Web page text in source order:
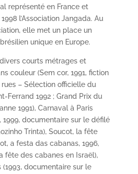
représenté en France et
l’Association Jangada. Au
elle met un place un
unique en Europe.
courts métrages et
couleur (Sem cor, 1991, fiction
– Sélection officielle du
Ferrand 1992 ; Grand Prix du
1991), Carnaval à Paris
1999, documentaire sur le défilé
Trinta), Soucot, la fête
a festa das cabanas, 1996,
fête des cabanes en Israël),
(1993, documentaire sur le